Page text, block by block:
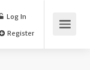
Log In